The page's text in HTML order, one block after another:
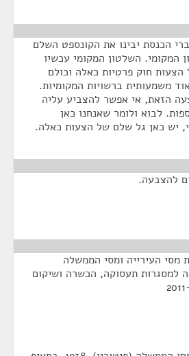
הכנסת יבינו את הקונספט השלם
המקומי. השלטון המקומי עכשיו
חוק פרטיות כאלה וכולם
משמעותית ברשויות המקומיות.
הזאת, אי אפשר להצביע עליה
לבוא ולומר שאנחנו כאן
יש כאן גל שלם של הצעות כאלה.
להצבעה.
מסי העירייה ומסי הממשלה
למסגרות תעסוקה, הכשרה ושיקום